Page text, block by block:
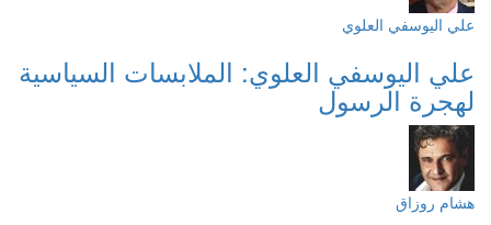
علي اليوسفي العلوي
علي اليوسفي العلوي: الملابسات السياسية
لهجرة الرسول
هشام روزاق